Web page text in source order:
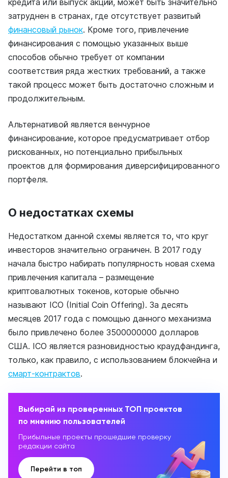
кредита или выпуск акций, может быть значительно
затруднен в странах, где отсутствует развитый
финансовый рынок. Кроме того, привлечение
финансирования с помощью указанных выше
способов обычно требует от компании
соответствия ряда жестких требований, а также
такой процесс может быть достаточно сложным и
продолжительным.
Альтернативой является венчурное
финансирование, которое предусматривает отбор
рискованных, но потенциально прибыльных
проектов для формирования диверсифицированного
портфеля.
О недостатках схемы
Недостатком данной схемы является то, что круг
инвесторов значительно ограничен. В 2017 году
начала быстро набирать популярность новая схема
привлечения капитала – размещение
криптовалютных токенов, которые обычно
называют IСО (Initial Coin Offering). За десять
месяцев 2017 года с помощью данного механизма
было привлечено более 3500000000 долларов
США. IСО является разновидностью краудфандинга,
только, как правило, с использованием блокчейна и
смарт-контрактов.
Выбирай из проверенных ТОП проектов
по мнению пользователей
Прибыльные проекты прошедшие проверку
редакции сайта
Перейти в топ